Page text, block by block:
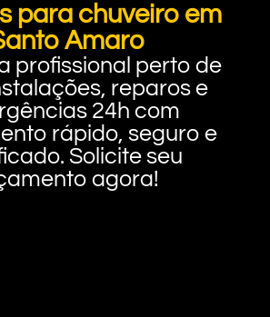
para chuveiro em
Amaro
profissional perto de
reparos e
24h com
rápido, seguro e
Solicite seu
agora!